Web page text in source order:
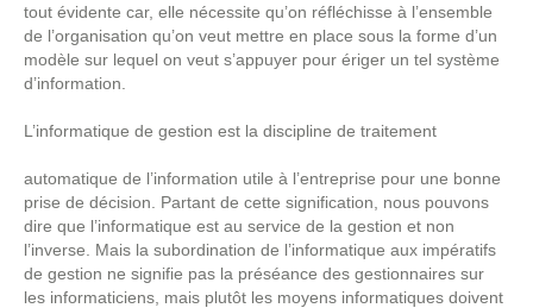
tout évidente car, elle nécessite qu’on réfléchisse à l’ensemble
de l’organisation qu’on veut mettre en place sous la forme d’un
modèle sur lequel on veut s’appuyer pour ériger un tel système
d’information.
L’informatique de gestion est la discipline de traitement
automatique de l’information utile à l’entreprise pour une bonne
prise de décision. Partant de cette signification, nous pouvons
dire que l’informatique est au service de la gestion et non
l’inverse. Mais la subordination de l’informatique aux impératifs
de gestion ne signifie pas la préséance des gestionnaires sur
les informaticiens, mais plutôt les moyens informatiques doivent